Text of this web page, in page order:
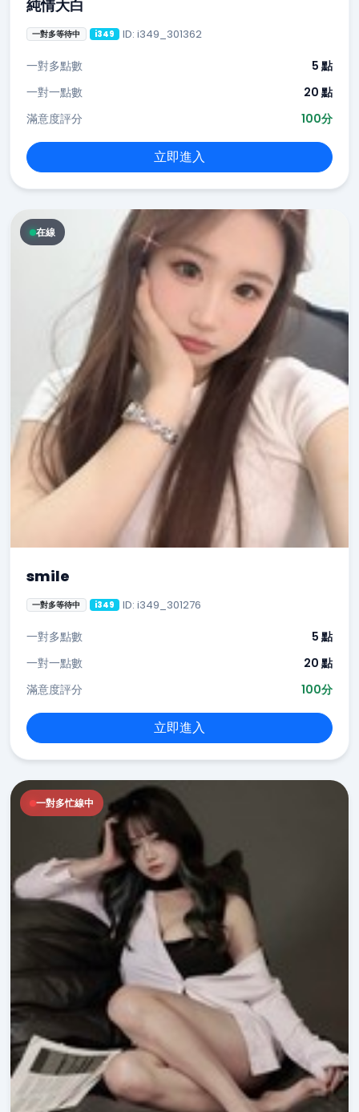
純情大白
一對多等待中 i349 ID: i349_301362
一對多點數
5 點
一對一點數
20 點
滿意度評分
100分
立即進入
在線
smile
一對多等待中 i349 ID: i349_301276
一對多點數
5 點
一對一點數
20 點
滿意度評分
100分
立即進入
一對多忙線中